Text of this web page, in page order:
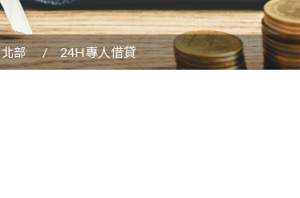
北部 24H專人借貸